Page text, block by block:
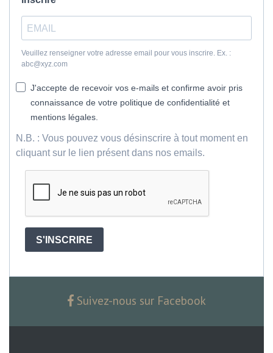
Veuillez renseigner votre adresse email pour vous inscrire. Ex. :
abc@xyz.com
J'accepte de recevoir vos e-mails et confirme avoir pris
connaissance de votre politique de confidentialité et
mentions légales.
N.B. : Vous pouvez vous désinscrire à tout moment en
cliquant sur le lien présent dans nos emails.
S'INSCRIRE
Suivez-nous sur Facebook